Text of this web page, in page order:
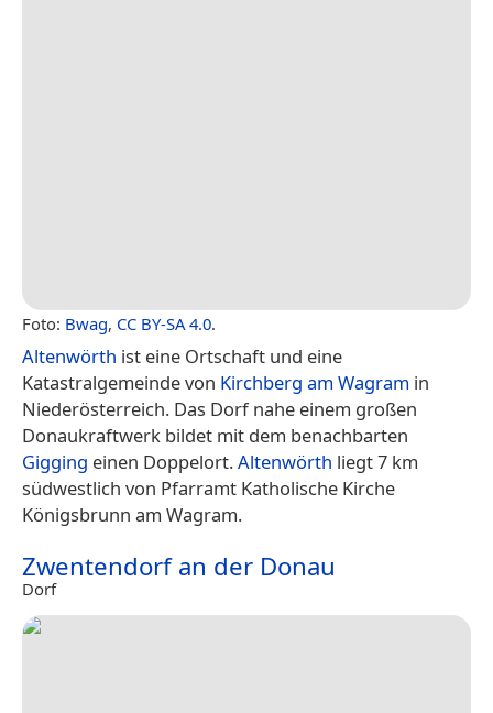
Foto: Bwag, CC BY-SA 4.0.
Altenwörth ist eine Ortschaft und eine
Katastralgemeinde von Kirchberg am Wagram in
Niederösterreich. Das Dorf nahe einem großen
Donaukraftwerk bildet mit dem benachbarten
Gigging einen Doppelort.Altenwörth liegt 7 km
südwestlich von Pfarramt Katholische Kirche
Königsbrunn am Wagram.
Zwentendorf an der Donau
Dorf